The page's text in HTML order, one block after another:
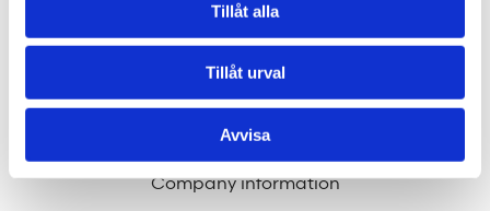
Tillåt alla
Tillåt urval
Avvisa
QUICK LINKS
Press
Company information